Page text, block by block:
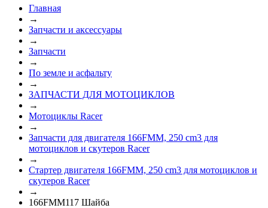
Главная
→
Запчасти и аксессуары
→
Запчасти
→
По земле и асфальту
→
ЗАПЧАСТИ ДЛЯ МОТОЦИКЛОВ
→
Мотоциклы Racer
→
Запчасти для двигателя 166FMM, 250 cm3 для
мотоциклов и скутеров Racer
→
Стартер двигателя 166FMM, 250 cm3 для мотоциклов и
скутеров Racer
→
166FMM117 Шайба